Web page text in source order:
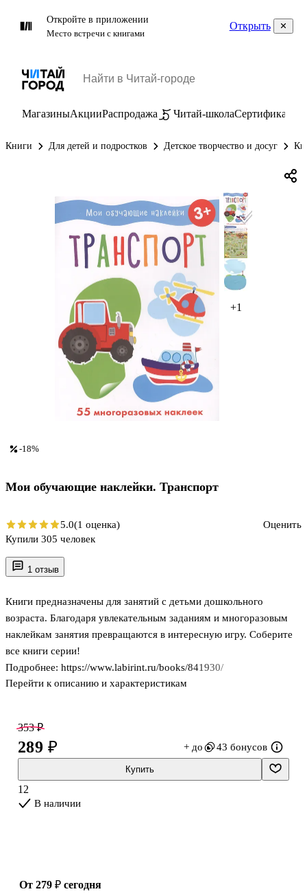
Откройте в приложении
Место встречи с книгами
Открыть
МагазиныАкцииРаспродажа Читай-школаСертификаты
Книги Для детей и подростков Детское творчество и досуг
+1
1 отзыв
Книги предназначены для занятий с детьми дошкольного
возраста. Благодаря увлекательным заданиям и многоразовым
наклейкам занятия превращаются в интересную игру. Соберите
все книги серии!
Подробнее: https://www.labirint.ru/books/841930/
Перейти к описанию и характеристикам
-18%
Мои обучающие наклейки. Транспорт
5.0(1 оценка)
Оценить
Купили 305 человек
353 ₽
289 ₽ + до 43 бонусов
Купить
12
В наличии
от 279 ₽ сегодня